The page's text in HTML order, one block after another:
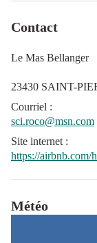
Contact
Le Mas Bellanger
23430 SAINT-
Courriel :
sci.roco@msn.com
Site internet:
https://airbnb.com/
Météo